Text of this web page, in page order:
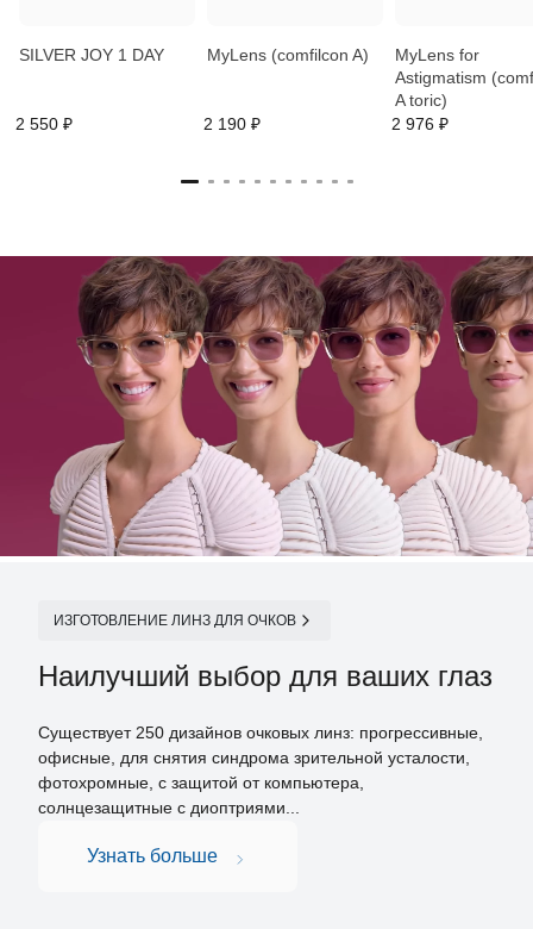
SILVER JOY 1 DAY
2 550 ₽
MyLens (comfilcon A)
2 190 ₽
MyLens for
Astigmatism
A toric)
2 976 ₽
ИЗГОТОВЛЕНИЕ ЛИНЗ ДЛЯ ОЧКОВ
Наилучший выбор для ваших глаз
Существует 250 дизайнов очковых линз: прогрессивные,
офисные, для снятия синдрома зрительной усталости,
фотохромные, с защитой от компьютера,
солнцезащитные с диоптриями...
Узнать больше